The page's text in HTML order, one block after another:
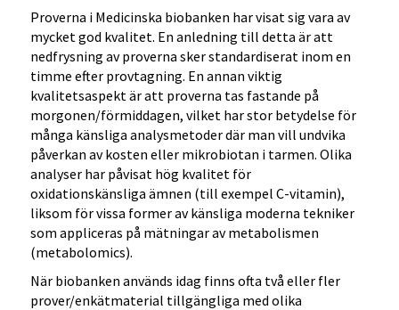
Proverna i Medicinska biobanken har visat sig vara av
mycket god kvalitet. En anledning till detta är att
nedfrysning av proverna sker standardiserat inom en
timme efter provtagning. En annan viktig
kvalitetsaspekt är att proverna tas fastande på
morgonen/förmiddagen, vilket har stor betydelse för
många känsliga analysmetoder där man vill undvika
påverkan av kosten eller mikrobiotan i tarmen. Olika
analyser har påvisat hög kvalitet för
oxidationskänsliga ämnen (till exempel C-vitamin),
liksom för vissa former av känsliga moderna tekniker
som appliceras på mätningar av metabolismen
(metabolomics).
När biobanken används idag finns ofta två eller fler
prover/enkätmaterial tillgängliga med olika